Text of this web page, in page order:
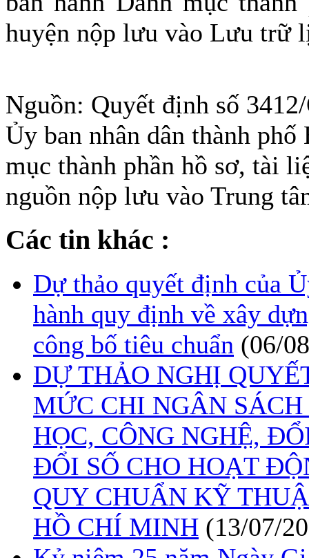
huyện nộp lưu vào Lưu trữ
Nguồn: Quyết định số
Ủy ban nhân dân thành
mục thành phần hồ sơ, tài
nguồn nộp lưu vào Trung
Các tin khác :
Dự thảo quyết định của
hành quy định về xây
công bố tiêu chuẩn (06/
DỰ THẢO NGHỊ
MỨC CHI NGÂN
HỌC, CÔNG NGHỆ,
ĐỔI SỐ CHO HOẠT
QUY CHUẨN KỸ
HỒ CHÍ MINH (13/07/